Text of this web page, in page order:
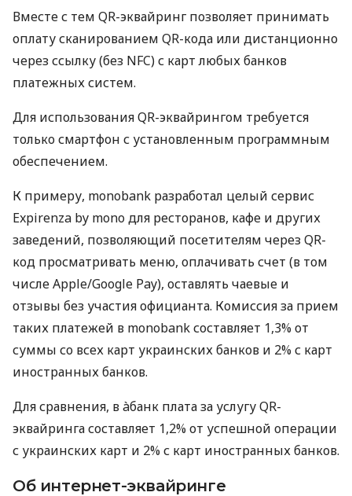
Вместе с тем QR-эквайринг позволяет принимать
оплату сканированием QR-кода или дистанционно
через ссылку (без NFC) с карт любых банков
платежных систем.
Для использования QR-эквайрингом требуется
только смартфон с установленным программным
обеспечением.
К примеру, monobank разработал целый сервис
Expirenza by mono для ресторанов, кафе и других
заведений, позволяющий посетителям через QR-
код просматривать меню, оплачивать счет (в том
числе Apple/Google Pay), оставлять чаевые и
отзывы без участия официанта. Комиссия за прием
таких платежей в monobank составляет 1,3% от
суммы со всех карт украинских банков и 2% с карт
иностранных банков.
Для сравнения, в àбанк плата за услугу QR-
эквайринга составляет 1,2% от успешной операции
с украинских карт и 2% с карт иностранных банков.
Об интернет-эквайринге